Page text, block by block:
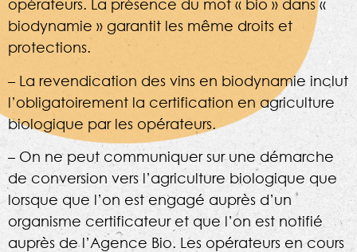
opérateurs. La présence du mot « bio » dans «
biodynamie » garantit les même droits et
protections.
– La revendication des vins en biodynamie inclut
l’obligatoirement la certification en agriculture
biologique par les opérateurs.
– On ne peut communiquer sur une démarche
de conversion vers l’agriculture biologique que
lorsque que l’on est engagé auprès d’un
organisme certificateur et que l’on est notifié
auprès de l’Agence Bio. Les opérateurs en cours